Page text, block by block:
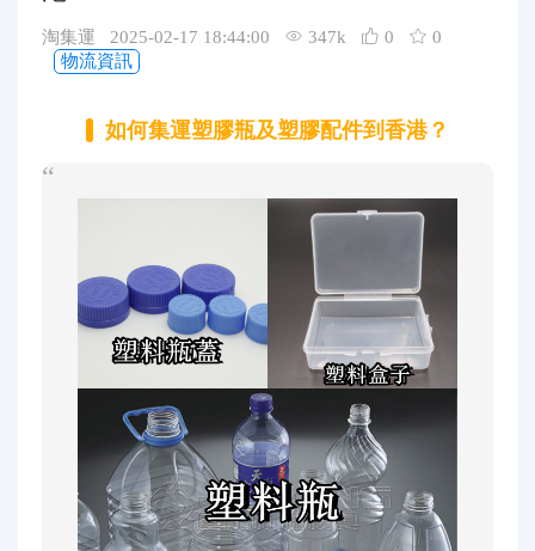
物流資訊
代購問答
關於我們
淘集運 2025-02-17 18:44:00 347k 0
0
物流資訊
如何集運塑膠瓶及塑膠配件到香港？